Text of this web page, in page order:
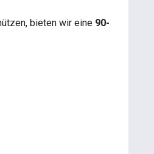
bieten wir eine 90-